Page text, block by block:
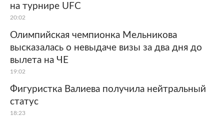
на турнире UFC
20:02
Олимпийская чемпионка Мельникова
высказалась о невыдаче визы за два дня до
вылета на ЧЕ
19:02
Фигуристка Валиева получила нейтральный
статус
18:23